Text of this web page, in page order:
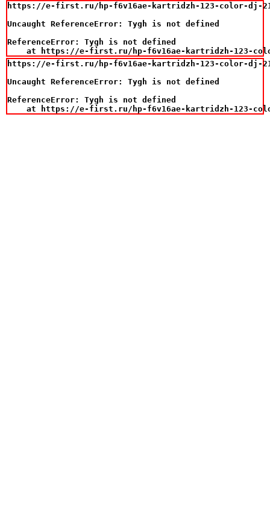
https://e-first.ru/hp-f6v16ae-kartridzh-123-color-dj-
Uncaught ReferenceError: Tygh is not defined
ReferenceError: Tygh is not defined
at https://e-first.ru/hp-f6v16ae-kartridzh-123-
https://e-first.ru/hp-f6v16ae-kartridzh-123-color-dj-
Uncaught ReferenceError: Tygh is not defined
ReferenceError: Tygh is not defined
at https://e-first.ru/hp-f6v16ae-kartridzh-123-